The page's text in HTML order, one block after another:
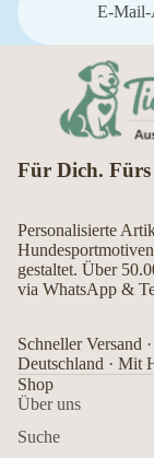
Für Dich.
Personalisierte
gestaltet. Über
via WhatsApp &
Schneller Versand
Deutschland · Mit
Shop
Über uns
Suche